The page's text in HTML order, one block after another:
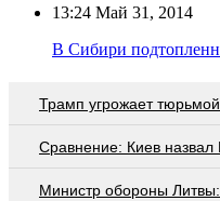
13:24 Май 31, 2014
В Сибири
Трамп угрожает
Сравнение: Киев
Министр обороны